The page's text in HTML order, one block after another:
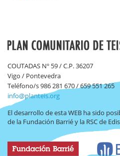
COUTADAS Nº 59 / C.P. 36207
Vigo / Pontevedra
Teléfono/s 986 281 670 / 659 551 265
info@planteis.org
El desarrollo de esta WEB ha sido
de la Fundación Barrié y la RSC de